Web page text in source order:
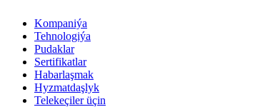
Kompaniýa
Tehnologiýa
Pudaklar
Sertifikatlar
Habarlaşmak
Hyzmatdaşlyk
Telekeçiler üçin